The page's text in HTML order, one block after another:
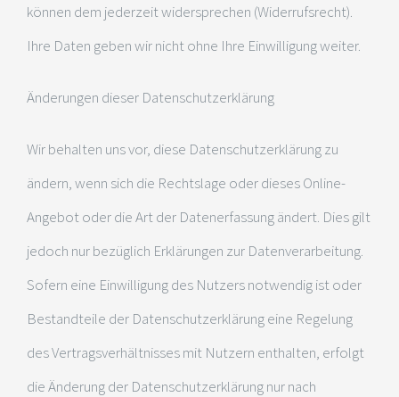
können dem jederzeit widersprechen (Widerrufsrecht).
Ihre Daten geben wir nicht ohne Ihre Einwilligung weiter.
Änderungen dieser Datenschutzerklärung
Wir behalten uns vor, diese Datenschutzerklärung zu
ändern, wenn sich die Rechtslage oder dieses Online-
Angebot oder die Art der Datenerfassung ändert. Dies gilt
jedoch nur bezüglich Erklärungen zur Datenverarbeitung.
Sofern eine Einwilligung des Nutzers notwendig ist oder
Bestandteile der Datenschutzerklärung eine Regelung
des Vertragsverhältnisses mit Nutzern enthalten, erfolgt
die Änderung der Datenschutzerklärung nur nach